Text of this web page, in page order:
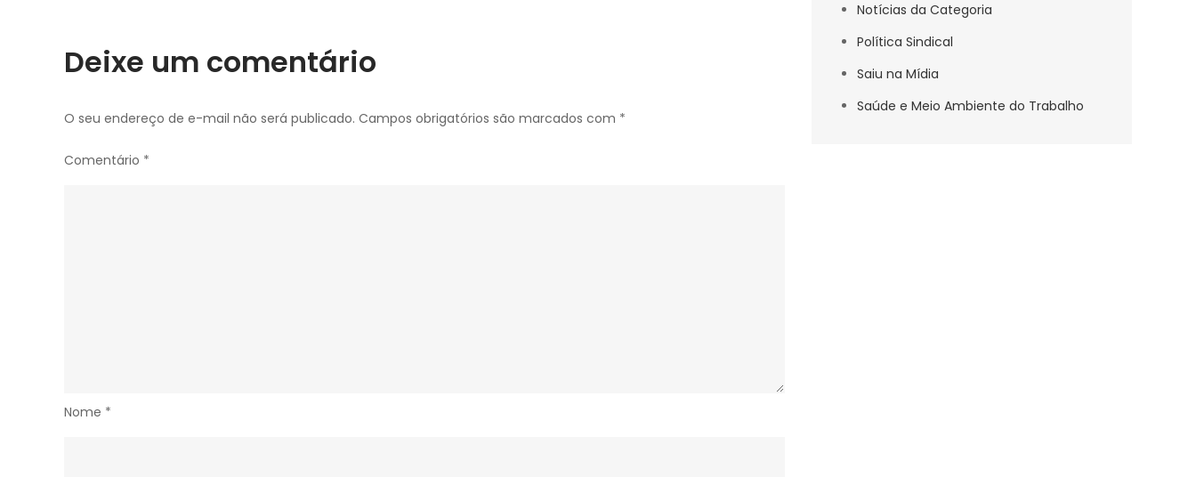
Deixe um comentário
O seu endereço de e-mail não será publicado. Campos obrigatórios são marcados com *
Comentário *
Nome *
Notícias da Categoria
Política Sindical
Saiu na Mídia
Saúde e Meio Ambiente do Trabalho